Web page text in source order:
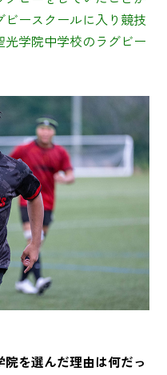
ビースクールに入り競技
学院中学校のラグビー
を選んだ理由は何だっ